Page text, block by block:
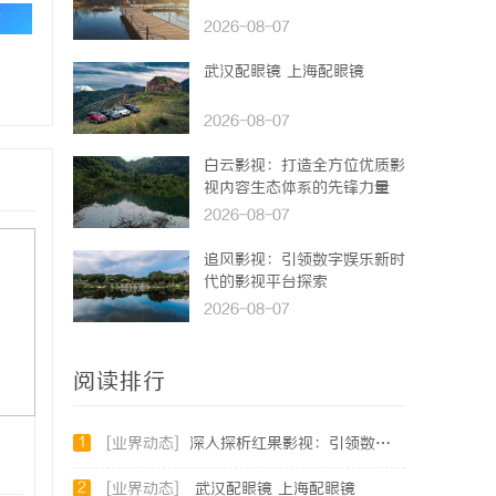
2026-08-07
武汉配眼镜 上海配眼镜
2026-08-07
白云影视：打造全方位优质影
视内容生态体系的先锋力量
2026-08-07
追风影视：引领数字娱乐新时
代的影视平台探索
2026-08-07
阅读排行
1 [业界动态] 深入探析红果影视：引领数字娱乐新风潮的影视平台
2 [业界动态] 武汉配眼镜 上海配眼镜